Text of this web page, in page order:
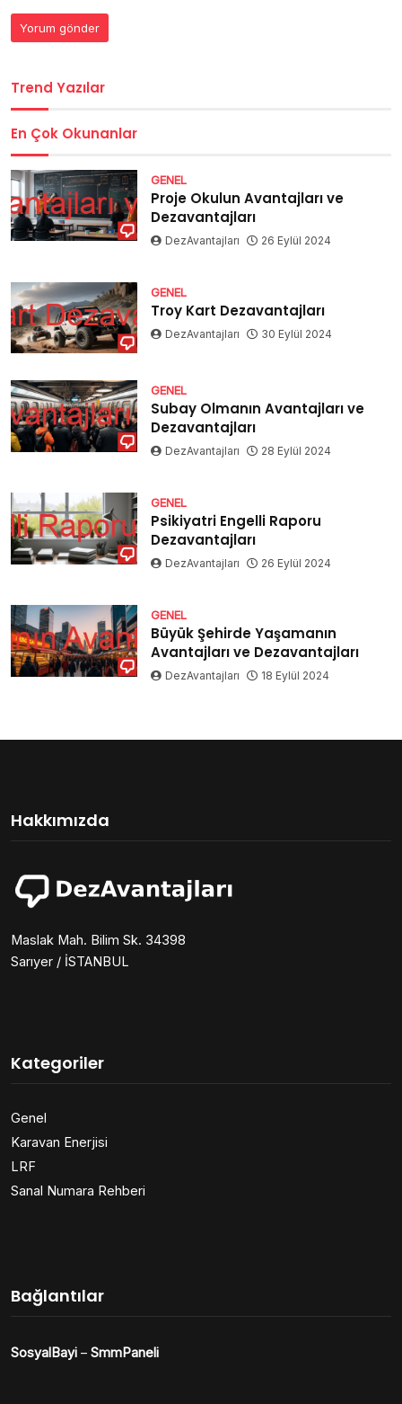
Trend Yazılar
En Çok Okunanlar
GENEL
Proje Okulun Avantajları ve
Dezavantajları
DezAvantajları 26 Eylül 2024
GENEL
Troy Kart Dezavantajları
DezAvantajları 30 Eylül 2024
GENEL
Subay Olmanın Avantajları ve
Dezavantajları
DezAvantajları 28 Eylül 2024
GENEL
Psikiyatri Engelli Raporu
Dezavantajları
DezAvantajları 26 Eylül 2024
GENEL
Büyük Şehirde Yaşamanın
Avantajları ve Dezavantajları
DezAvantajları 18 Eylül 2024
Hakkımızda
Maslak Mah. Bilim Sk. 34398
Sarıyer / İSTANBUL
Kategoriler
Genel
Karavan Enerjisi
LRF
Sanal Numara Rehberi
Bağlantılar
SosyalBayi – SmmPaneli